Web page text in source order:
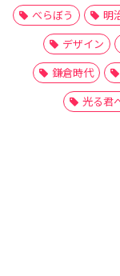
べらぼう
明
デザイン
鎌倉時代
光る君